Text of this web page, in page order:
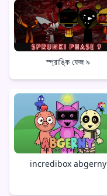
স্প্রাঙ্কি ফেজ ৯
incredibox abgerny